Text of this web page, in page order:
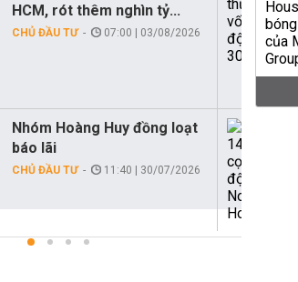
HCM, rót thêm nghìn tỷ...
CHỦ ĐẦU TƯ 07:00 | 03/08/2026
Nhóm Hoàng Huy đồng loạt
báo lãi
CHỦ ĐẦU TƯ 11:40 | 30/07/2026